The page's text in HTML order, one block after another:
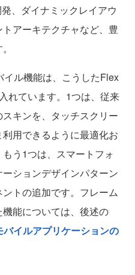
、ダイナミックレイアウ
アーキテクチャなど、豊
ル機能は、こうしたFlex
れています。1つは、従来
キンを、タッチスクリー
用できるように最適化お
う1つは、スマートフォ
ションデザインパターン
トの追加です。フレーム
能については、後述の
イルアプリケーションの